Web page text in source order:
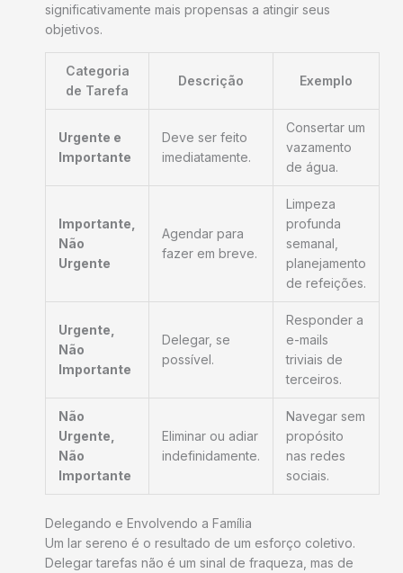
significativamente mais propensas a atingir seus
objetivos.
Categoria
de Tarefa
Descrição Exemplo
Urgente e
Importante
Deve ser feito
imediatamente.
Consertar um
vazamento
de água.
Importante,
Não
Urgente
Agendar para
fazer em breve.
Limpeza
profunda
semanal,
planejamento
de refeições.
Urgente,
Não
Importante
Delegar, se
possível.
Responder a
e-mails
triviais de
terceiros.
Não
Urgente,
Não
Importante
Eliminar ou adiar
indefinidamente.
Navegar sem
propósito
nas redes
sociais.
Delegando e Envolvendo a Família
Um lar sereno é o resultado de um esforço coletivo.
Delegar tarefas não é um sinal de fraqueza, mas de